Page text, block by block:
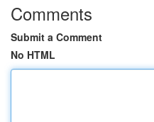
Comments
Submit a Comment
No HTML